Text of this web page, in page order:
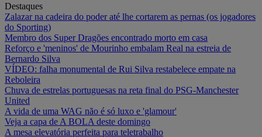
Destaques
Zalazar na cadeira do poder até lhe cortarem as pernas (os jogadores
do Sporting)
Membro dos Super Dragões encontrado morto em casa
Reforço e 'meninos' de Mourinho embalam Real na estreia de
Bernardo Silva
VÍDEO: falha monumental de Rui Silva restabelece empate na
Reboleira
Chuva de estrelas portuguesas na reta final do PSG-Manchester
United
A vida de uma WAG não é só luxo e 'glamour'
Veja a capa de A BOLA deste domingo
A mesa elevatória perfeita para teletrabalho